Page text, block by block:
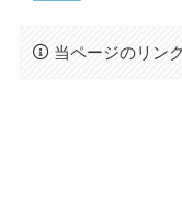
当ページのリン